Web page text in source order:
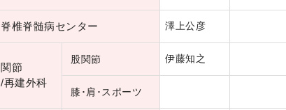
脊椎脊髄病センター 澤上公彦
関節
/再建外科
股関節 伊藤知之
膝･肩･スポーツ